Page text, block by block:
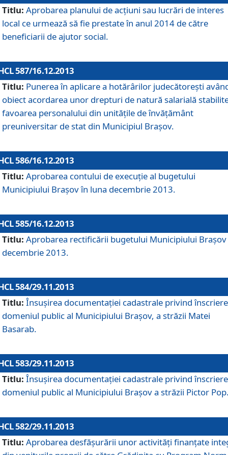
Titlu: Aprobarea planului de acţiuni sau lucrări de interes
local ce urmează să fie prestate în anul 2014 de către
beneficiarii de ajutor social.
587/16.12.2013
Titlu: Punerea în aplicare a hotărârilor judecătoreşti
obiect acordarea unor drepturi de natură salarială
favoarea personalului din unităţile de învăţământ
preuniversitar de stat din Municipiul Braşov.
586/16.12.2013
Titlu: Aprobarea contului de execuţie al bugetului
Municipiului Braşov în luna decembrie 2013.
585/16.12.2013
Titlu: Aprobarea rectificării bugetului Municipiului Braşov
decembrie 2013.
584/29.11.2013
Titlu: Însuşirea documentaţiei cadastrale privind
domeniul public al Municipiului Braşov, a străzii Matei
Basarab.
583/29.11.2013
Titlu: Însuşirea documentaţiei cadastrale privind
domeniul public al Municipiului Braşov a străzii Pictor
582/29.11.2013
Titlu: Aprobarea desfăşurării unor activităţi finanţate